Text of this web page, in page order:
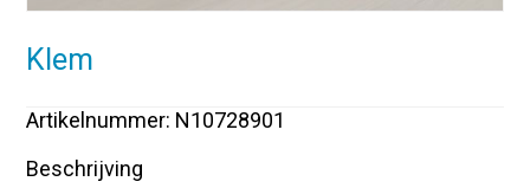
Klem
Artikelnummer: N10728901
Beschrijving